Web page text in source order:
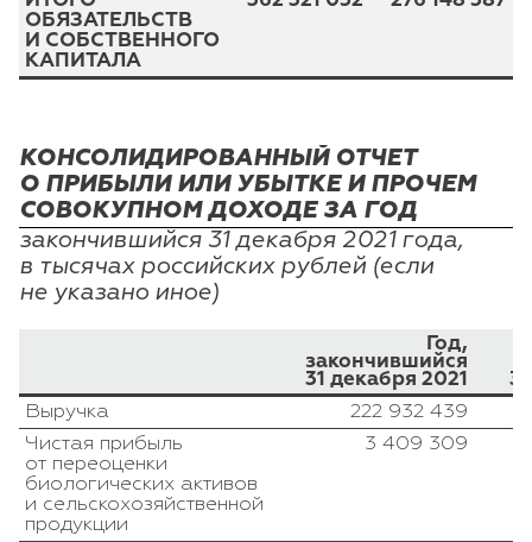
ОБЯЗАТЕЛЬСТВ
И СОБСТВЕННОГО
КАПИТАЛА
КОНСОЛИДИРОВАННЫЙ ОТЧЕТ
О ПРИБЫЛИ ИЛИ УБЫТКЕ И ПРОЧЕМ
СОВОКУПНОМ ДОХОДЕ ЗА ГОД
закончившийся 31 декабря 2021 года,
в тысячах российских рублей (если
не указано иное)
Год,
закончившийся
31 декабря 2021
Выручка
222 932 439
Чистая прибыль
от переоценки
биологических активов
и сельскохозяйственной
продукции
3 409 309